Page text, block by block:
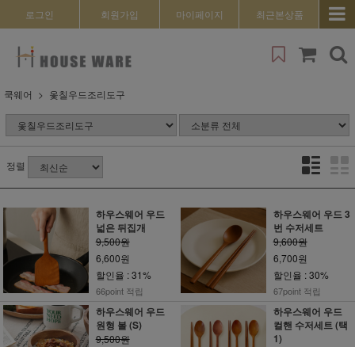
로그인 회원가입 마이페이지 최근본상품
쿡웨어 옻칠우드조리도구
정렬
하우스웨어 우드
넓은 뒤집개
9,500원
6,600원
할인율 : 31%
66point 적립
하우스웨어 우드 3
번 수저세트
9,600원
6,700원
할인율 : 30%
67point 적립
하우스웨어 우드
원형 볼 (S)
9,500원
하우스웨어 우드
컬핸 수저세트 (택
1)